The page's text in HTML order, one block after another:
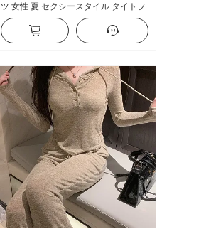
ツ 女性 夏 セクシースタイル タイトフ
ィット 新品 ボタン デザイン 感 ショー
ト丈 トップス